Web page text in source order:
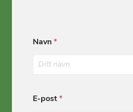
Navn *
E-post *